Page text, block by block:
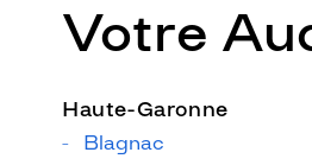
Votre
Haute-Garonne
Blagnac